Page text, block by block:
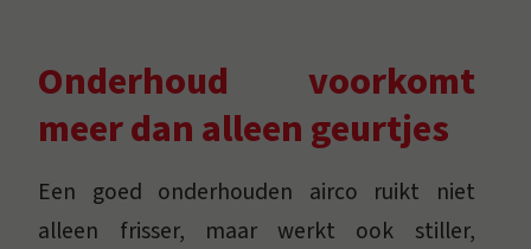
Onderhoud voorkomt
meer dan alleen geurtjes
Een goed onderhouden airco ruikt niet
alleen frisser, maar werkt ook stiller,